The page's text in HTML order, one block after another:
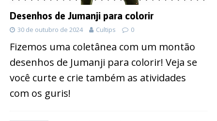
Desenhos de Jumanji para colorir
30 de outubro de 2024 Cultips 0
Fizemos uma coletânea com um montão
desenhos de Jumanji para colorir! Veja se
você curte e crie também as atividades
com os guris!